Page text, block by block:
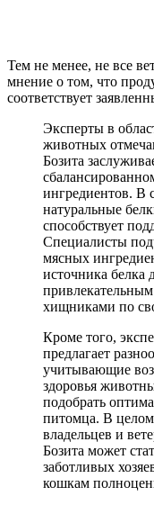
Тем не менее, не все
мнение о том, что
соответствует
Эксперты в
животных
Бозита
ингредиентов. В
натуральные
способствует
Специалисты
мясных
источника белка
хищниками по
Кроме того,
предлагает
учитывающие
здоровья
подобрать
питомца. В
владельцев и
Бозита может
заботливых
кошкам